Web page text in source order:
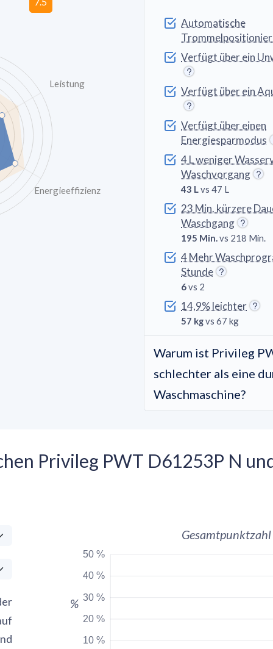
Leistung
Energieeffizienz
Automatische
Verfügt über ein
Verfügt über ein
Verfügt über einen
Energiesparmodus
4 L weniger
Waschvorgang
43 Lvs 47 L
23 Min. kürzere
Waschgang
195 Min.vs 218 Min.
4 Mehr
Stunde
6vs 2
14,9% leichter
57 kgvs 67 kg
Warum ist Privileg
schlechter als eine
Waschmaschine?
Privileg PWT D61253P N
Gesamtpunktzahl
10 %
20 %
30 %
40 %
50 %
%